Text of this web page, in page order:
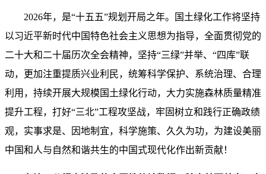
2026年，是“十五五”规划开局之年。国土绿化工作将坚持
以习近平新时代中国特色社会主义思想为指导，全面贯彻党的
二十大和二十届历次全会精神，坚持“三绿”并举、“四库”联
动，更加注重提质兴业利民，统筹科学保护、系统治理、合理
利用，持续开展大规模国土绿化行动，大力实施森林质量精准
提升工程，打好“三北”工程攻坚战，牢固树立和践行正确政绩
观，实事求是、因地制宜，科学施策、久久为功，为建设美丽
中国和人与自然和谐共生的中国式现代化作出新贡献！